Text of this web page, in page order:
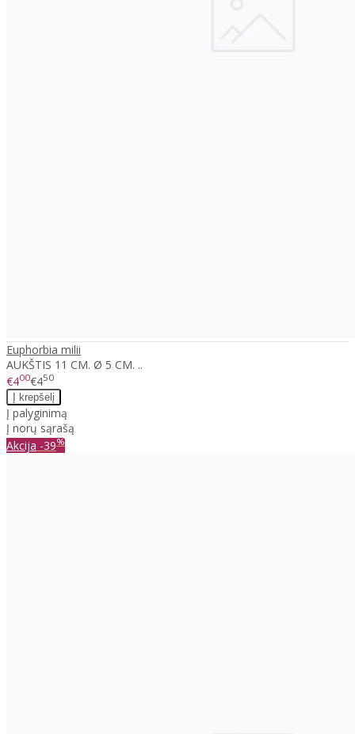
Euphorbia milii
AUKŠTIS 11 CM. Ø 5 CM. ..
€400€450
Į palyginimą
Į norų sąrašą
Akcija -39%